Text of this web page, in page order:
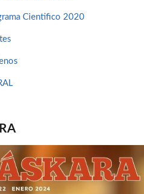
Cientifico 2020